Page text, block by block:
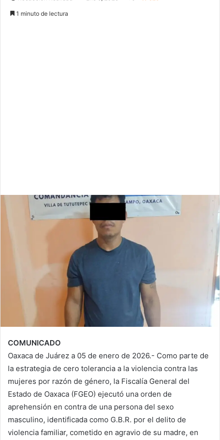
1 minuto de lectura
COMUNICADO
Oaxaca de Juárez a 05 de enero de 2026.- Como parte de
la estrategia de cero tolerancia a la violencia contra las
mujeres por razón de género, la Fiscalía General del
Estado de Oaxaca (FGEO) ejecutó una orden de
aprehensión en contra de una persona del sexo
masculino, identificada como G.B.R. por el delito de
violencia familiar, cometido en agravio de su madre, en